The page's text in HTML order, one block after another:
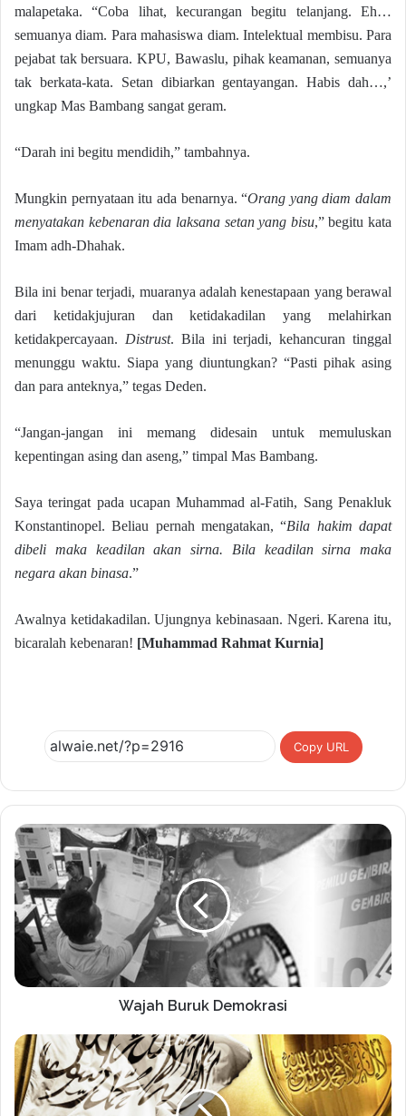
malapetaka. “Coba lihat, kecurangan begitu telanjang. Eh…
semuanya diam. Para mahasiswa diam. Intelektual membisu. Para
pejabat tak bersuara. KPU, Bawaslu, pihak keamanan, semuanya
tak berkata-kata. Setan dibiarkan gentayangan. Habis dah…,’
ungkap Mas Bambang sangat geram.
“Darah ini begitu mendidih,” tambahnya.
Mungkin pernyataan itu ada benarnya. “Orang yang diam dalam
menyatakan kebenaran dia laksana setan yang bisu,” begitu kata
Imam adh-Dhahak.
Bila ini benar terjadi, muaranya adalah kenestapaan yang berawal
dari ketidakjujuran dan ketidakadilan yang melahirkan
ketidakpercayaan. Distrust. Bila ini terjadi, kehancuran tinggal
menunggu waktu. Siapa yang diuntungkan? “Pasti pihak asing
dan para anteknya,” tegas Deden.
“Jangan-jangan ini memang didesain untuk memuluskan
kepentingan asing dan aseng,” timpal Mas Bambang.
Saya teringat pada ucapan Muhammad al-Fatih, Sang Penakluk
Konstantinopel. Beliau pernah mengatakan, “Bila hakim dapat
dibeli maka keadilan akan sirna. Bila keadilan sirna maka
negara akan binasa.”
Awalnya ketidakadilan. Ujungnya kebinasaan. Ngeri. Karena itu,
bicaralah kebenaran! [Muhammad Rahmat Kurnia]
Copy URL
Wajah Buruk Demokrasi